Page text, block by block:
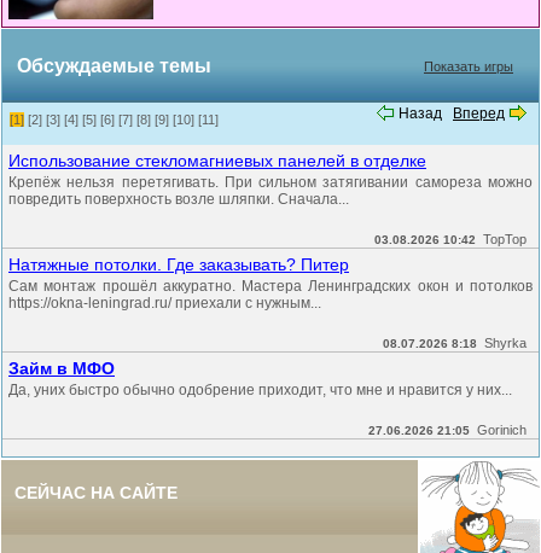
Обсуждаемые темы Показать игры
Назад Вперед
[1] [2] [3] [4] [5] [6] [7] [8] [9] [10] [11]
Использование стекломагниевых панелей в отделке
Крепёж нельзя перетягивать. При сильном затягивании самореза можно
повредить поверхность возле шляпки. Сначала...
03.08.2026 10:42 TopTop
Натяжные потолки. Где заказывать? Питер
Сам монтаж прошёл аккуратно. Мастера Ленинградских окон и потолков
https://okna-leningrad.ru/ приехали с нужным...
08.07.2026 8:18 Shyrka
Займ в МФО
Да, уних быстро обычно одобрение приходит, что мне и нравится у них...
27.06.2026 21:05 Gorinich
СЕЙЧАС НА САЙТЕ